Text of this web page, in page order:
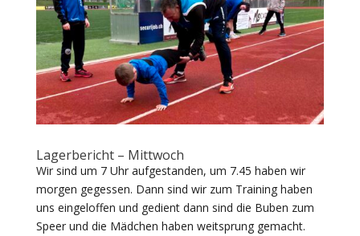
Lagerbericht – Mittwoch
Wir sind um 7 Uhr aufgestanden, um 7.45 haben wir
morgen gegessen. Dann sind wir zum Training haben
uns eingeloffen und gedient dann sind die Buben zum
Speer und die Mädchen haben weitsprung gemacht.